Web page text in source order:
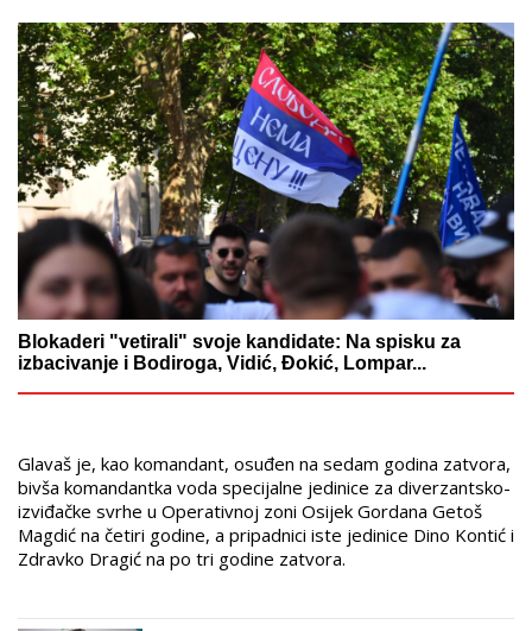
Blokaderi "vetirali" svoje kandidate: Na spisku za
izbacivanje i Bodiroga, Vidić, Đokić, Lompar...
Glavaš je, kao komandant, osuđen na sedam godina zatvora,
bivša komandantka voda specijalne jedinice za diverzantsko-
izviđačke svrhe u Operativnoj zoni Osijek Gordana Getoš
Magdić na četiri godine, a pripadnici iste jedinice Dino Kontić i
Zdravko Dragić na po tri godine zatvora.